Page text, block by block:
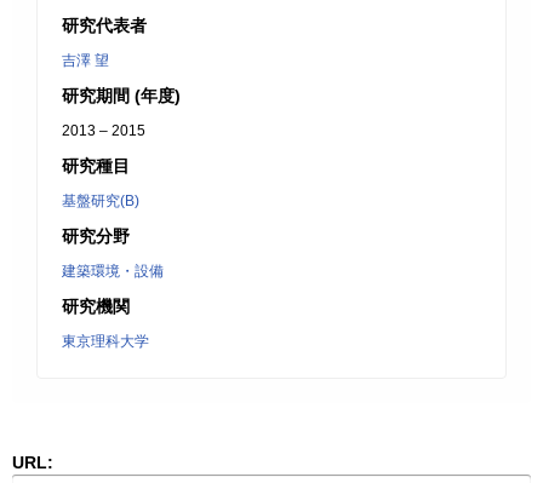
研究代表者
吉澤 望
研究期間 (年度)
2013 – 2015
研究種目
基盤研究(B)
研究分野
建築環境・設備
研究機関
東京理科大学
URL: